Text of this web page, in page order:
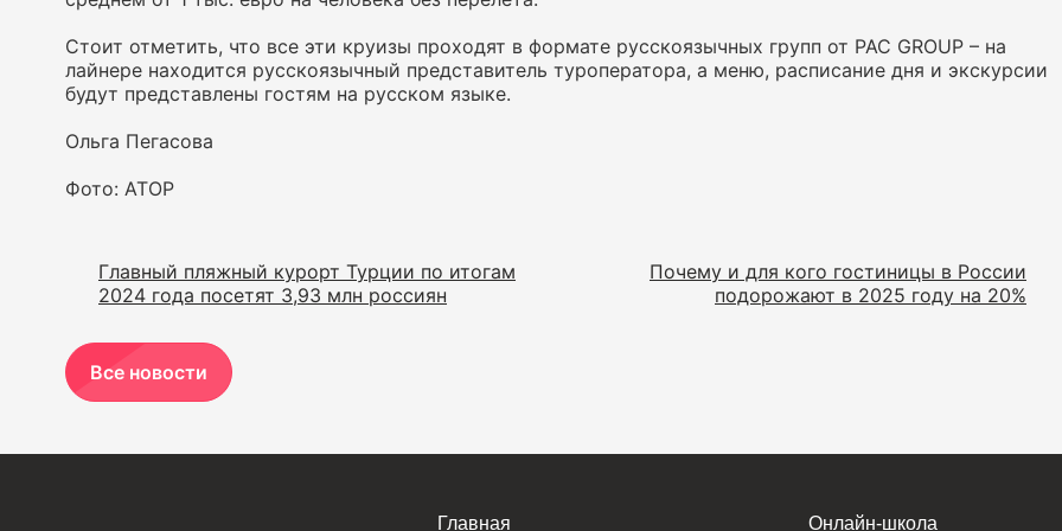
Стоит отметить, что все эти круизы проходят в формате русскоязычных групп от PAC GROUP – на
лайнере находится русскоязычный представитель туроператора, а меню, расписание дня и экскурсии
будут представлены гостям на русском языке.
Ольга Пегасова
Фото: АТОР
Главный пляжный курорт Турции по итогам
2024 года посетят 3,93 млн россиян
Почему и для кого гостиницы в России
подорожают в 2025 году на 20%
Все новости
Главная Онлайн-школа